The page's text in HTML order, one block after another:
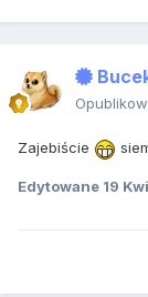
Zajebiście
Edytowane 19